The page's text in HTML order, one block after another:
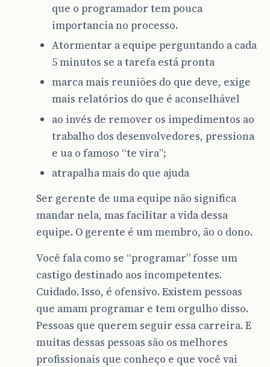
que o programador tem pouca
importancia no processo.
Atormentar a equipe perguntando a cada
5 minutos se a tarefa está pronta
marca mais reuniões do que deve, exige
mais relatórios do que é aconselhável
ao invés de remover os impedimentos ao
trabalho dos desenvolvedores, pressiona
e ua o famoso “te vira”;
atrapalha mais do que ajuda
Ser gerente de uma equipe não significa
mandar nela, mas facilitar a vida dessa
equipe. O gerente é um membro, ão o dono.
Você fala como se “programar” fosse um
castigo destinado aos incompetentes.
Cuidado. Isso, é ofensivo. Existem pessoas
que amam programar e tem orgulho disso.
Pessoas que querem seguir essa carreira. E
muitas dessas pessoas são os melhores
profissionais que conheço e que você vai